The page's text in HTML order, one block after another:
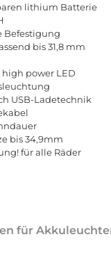
lithium Batterie
Befestigung
bis 31,8 mm
power LED
USB-Ladetechnik
bis 34,9mm
für alle Räder
für